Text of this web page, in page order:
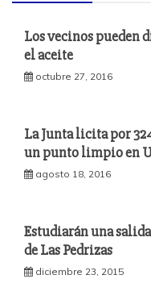
Los vecinos pueden
el aceite
octubre 27, 2016
La Junta licita por
un punto limpio en
agosto 18, 2016
Estudiarán una
de Las Pedrizas
diciembre 23, 2015